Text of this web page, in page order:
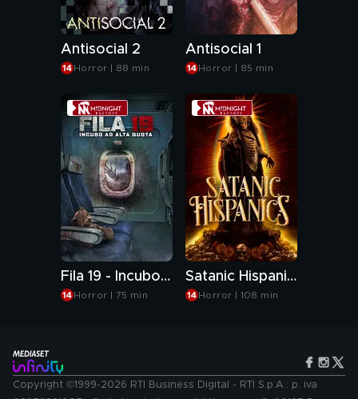
Antisocial 2
Horror | 88 min
Antisocial 1
Horror | 85 min
Fila 19 - Incubo ad alta quota
Horror | 75 min
Satanic Hispanics
Horror | 108 min
Copyright ©1999-2026 RTI Business Digital - RTI S.p.A.: p. iva